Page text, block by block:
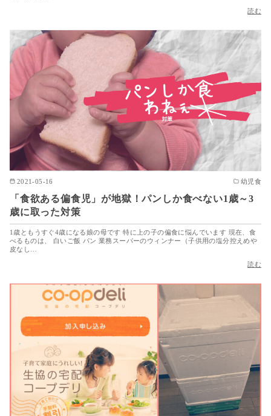
読む
2021-05-16 幼児食
「食欲ある偏食児」が地獄！パンしか食べない1歳～3
歳に取った対策
1歳ともうすぐ4歳になる娘の母です 特に上の子の偏食に悩んでいます 現在、食
べるものは、 白いご飯 パン 業務スーパーのウィンナー（子供用の塩分控えめや
皮なし…
読む